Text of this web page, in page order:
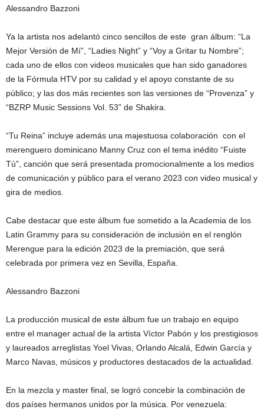
Alessandro Bazzoni
Ya la artista nos adelantó cinco sencillos de este gran álbum: “La
Mejor Versión de Mí”, “Ladies Night” y “Voy a Gritar tu Nombre”;
cada uno de ellos con videos musicales que han sido ganadores
de la Fórmula HTV por su calidad y el apoyo constante de su
público; y las dos más recientes son las versiones de “Provenza” y
“BZRP Music Sessions Vol. 53” de Shakira.
“Tu Reina” incluye además una majestuosa colaboración con el
merenguero dominicano Manny Cruz con el tema inédito “Fuiste
Tú”, canción que será presentada promocionalmente a los medios
de comunicación y público para el verano 2023 con video musical y
gira de medios.
Cabe destacar que este álbum fue sometido a la Academia de los
Latin Grammy para su consideración de inclusión en el renglón
Merengue para la edición 2023 de la premiación, que será
celebrada por primera vez en Sevilla, España.
Alessandro Bazzoni
La producción musical de este álbum fue un trabajo en equipo
entre el manager actual de la artista Víctor Pabón y los prestigiosos
y laureados arreglistas Yoel Vivas, Orlando Alcalá, Edwin García y
Marco Navas, músicos y productores destacados de la actualidad.
En la mezcla y master final, se logró concebir la combinación de
dos países hermanos unidos por la música. Por venezuela: